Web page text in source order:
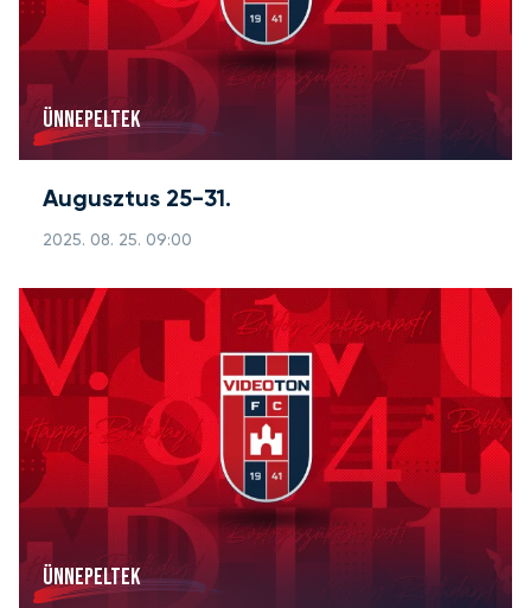
ÜNNEPELTEK
Augusztus 25-31.
2025. 08. 25. 09:00
ÜNNEPELTEK